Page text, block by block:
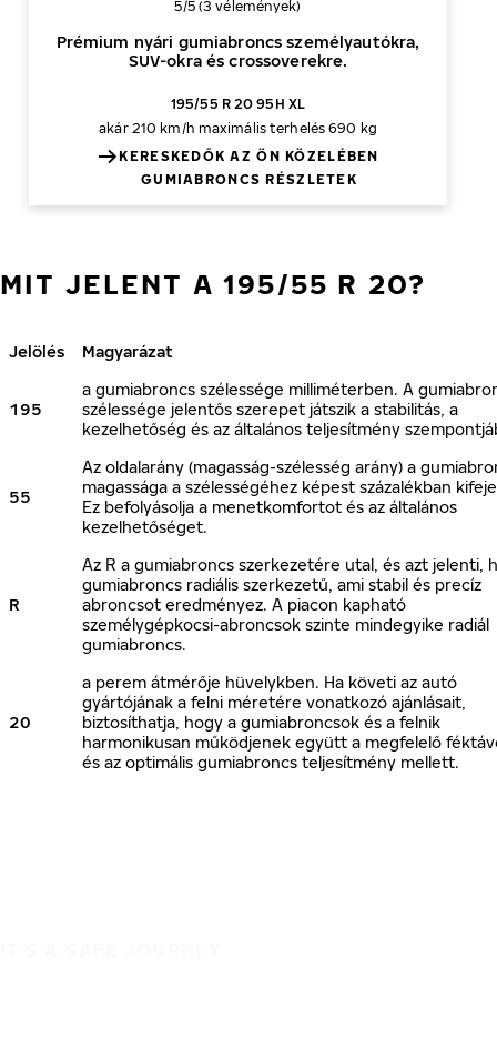
Prémium nyári gumiabroncs személyautókra,
SUV-okra és crossoverekre.
Általános értékelés
5/5 (3 vélemények)
195/55 R 20 95H XL
akár 210 km/h maximális terhelés 690 kg
KERESKEDŐK AZ ÖN KÖZELÉBEN
GUMIABRONCS RÉSZLETEK
MIT JELENT A 195/55 R 20?
Jelölés Magyarázat
195
a gumiabroncs szélessége milliméterben. A
szélessége jelentős szerepet játszik a stabilitás, a
kezelhetőség és az általános teljesítmény
55
Az oldalarány (magasság-szélesség arány) a
magassága a szélességéhez képest százalékban
Ez befolyásolja a menetkomfortot és az általános
kezelhetőséget.
R
Az R a gumiabroncs szerkezetére utal, és azt jelenti,
gumiabroncs radiális szerkezetű, ami stabil és precíz
abroncsot eredményez. A piacon kapható
személygépkocsi-abroncsok szinte mindegyike radiál
gumiabroncs.
20
a perem átmérője hüvelykben. Ha követi az autó
gyártójának a felni méretére vonatkozó ajánlásait,
biztosíthatja, hogy a gumiabroncsok és a felnik
harmonikusan működjenek együtt a megfelelő
és az optimális gumiabroncs teljesítmény mellett.